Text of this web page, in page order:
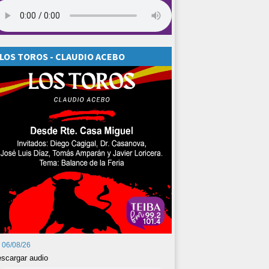
LOS TOROS - CLAUDIO ACEBO
06/08/26
audio